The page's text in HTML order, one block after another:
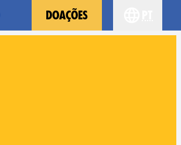
DOAÇÕES